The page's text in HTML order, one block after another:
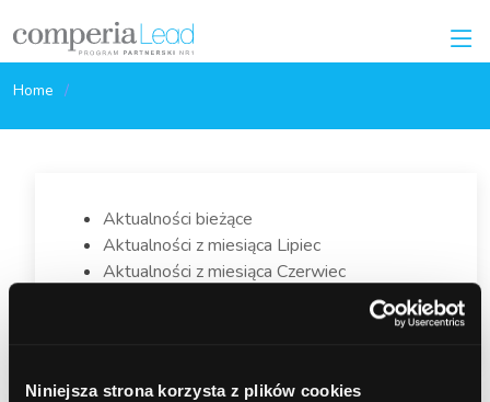
Niniejsza strona korzysta z plików cookies
Home
Aktualności bieżące
Aktualności z miesiąca Lipiec
Aktualności z miesiąca Czerwiec